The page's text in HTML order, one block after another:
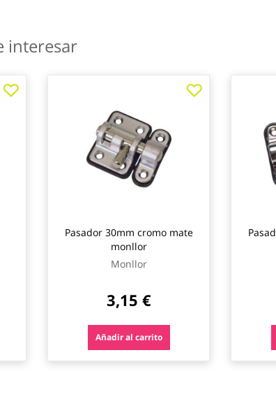
interesar
Pasador 30mm cromo mate
monllor
Monllor
3,15 €
Añadir al carrito